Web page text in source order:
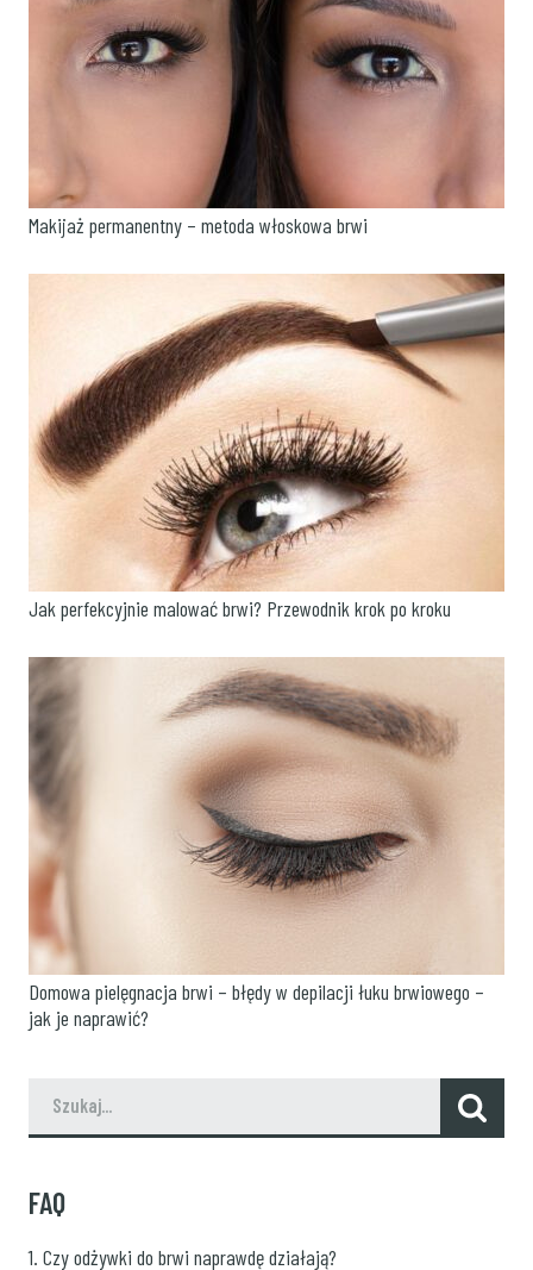
Makijaż permanentny – metoda włoskowa brwi
Jak perfekcyjnie malować brwi? Przewodnik krok po kroku
Domowa pielęgnacja brwi – błędy w depilacji łuku brwiowego –
jak je naprawić?
FAQ
1. Czy odżywki do brwi naprawdę działają?